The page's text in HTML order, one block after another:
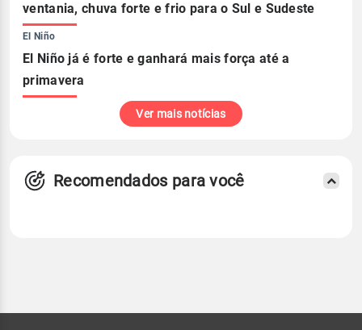
ventania, chuva forte e frio para o Sul e Sudeste
El Niño
El Niño já é forte e ganhará mais força até a
primavera
Ver mais notícias
Recomendados para você